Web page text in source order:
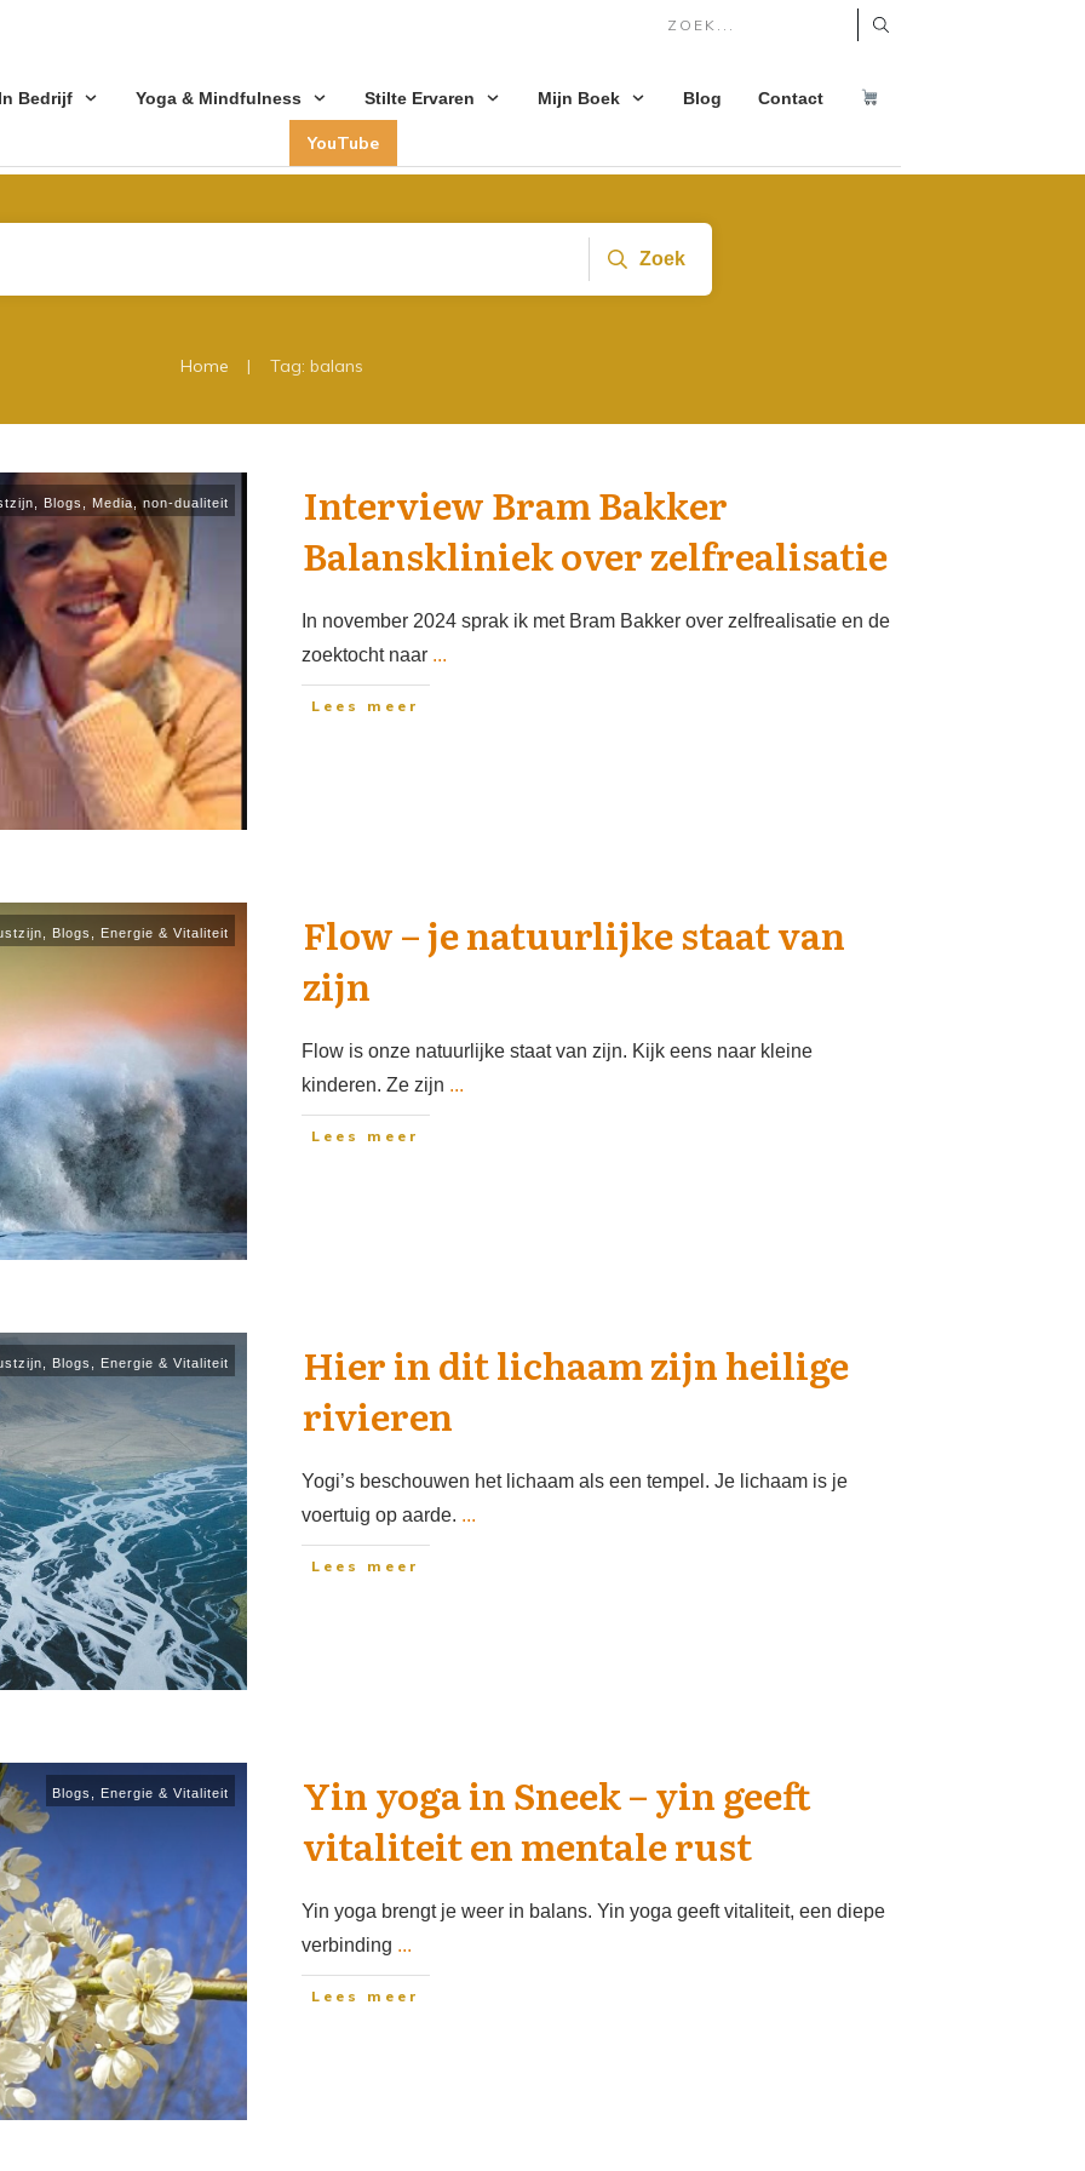
Bedrijf Yoga & Mindfulness Stilte Ervaren Mijn Boek Blog Contact
YouTube
Zoek
Home | Tag: balans
Blogs Media non-dualiteit
Interview Bram Bakker
Balanskliniek over zelfrealisatie
In november 2024 sprak ik met Bram Bakker over zelfrealisatie en de
zoektocht naar ...
Lees meer
Blogs Energie & Vitaliteit
Flow – je natuurlijke staat van
zijn
Flow is onze natuurlijke staat van zijn. Kijk eens naar kleine
kinderen. Ze zijn ...
Lees meer
Blogs Energie & Vitaliteit
Hier in dit lichaam zijn heilige
rivieren
Yogi’s beschouwen het lichaam als een tempel. Je lichaam is je
voertuig op aarde. ...
Lees meer
Blogs Energie & Vitaliteit
Yin yoga in Sneek – yin geeft
vitaliteit en mentale rust
Yin yoga brengt je weer in balans. Yin yoga geeft vitaliteit, een diepe
verbinding ...
Lees meer